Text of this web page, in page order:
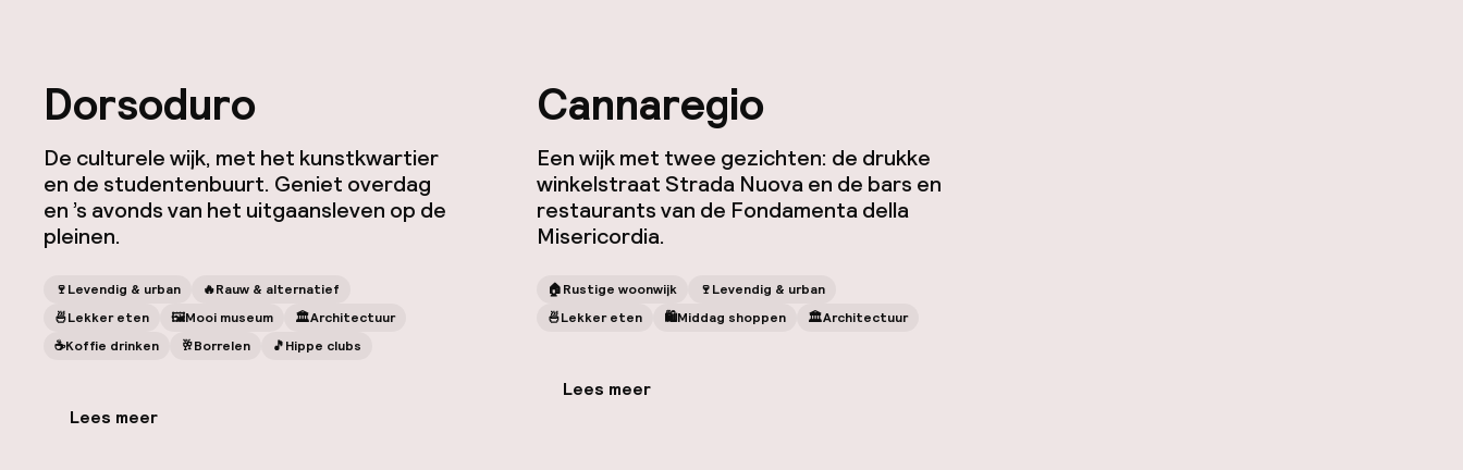
Dorsoduro
De culturele wijk, met het kunstkwartier
en de studentenbuurt. Geniet overdag
en ’s avonds van het uitgaansleven op de
pleinen.
🍷Levendig & urban 🔥Rauw & alternatief
🍜Lekker eten 🖼Mooi museum 🏛️Architectuur
☕️Koffie drinken 🥂Borrelen 🎵Hippe clubs
Lees meer
Cannaregio
Een wijk met twee gezichten: de drukke
winkelstraat Strada Nuova en de bars en
restaurants van de Fondamenta della
Misericordia.
🏠Rustige woonwijk 🍷Levendig & urban
🍜Lekker eten 🛍Middag shoppen 🏛️Architectuur
Lees meer